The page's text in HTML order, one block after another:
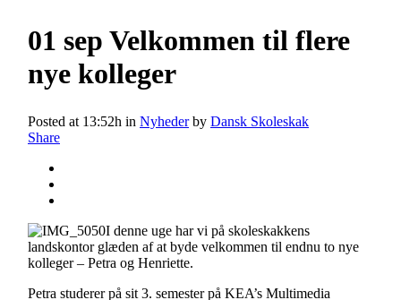
01 sep Velkommen til flere
nye kolleger
Posted at 13:52h in Nyheder by Dansk Skoleskak
Share
I denne uge har vi på skoleskakkens
landskontor glæden af at byde velkommen til endnu to nye
kolleger – Petra og Henriette.
Petra studerer på sit 3. semester på KEA’s Multimedia